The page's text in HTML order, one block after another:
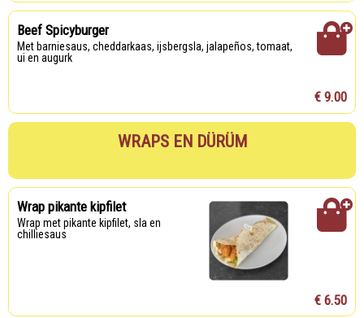
Beef Spicyburger
met barniesaus, cheddarkaas, ijsbergsla, jalapeños, tomaat,
ui en augurk
€ 9.00
WRAPS EN DÜRÜM
Wrap pikante kipfilet
Wrap met pikante kipfilet, sla en
chilliesaus
€ 6.50